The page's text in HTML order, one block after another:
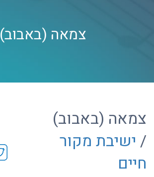
צמאה (באבוב)
צמאה (באבוב)
/ ישיבת מקור
חיים